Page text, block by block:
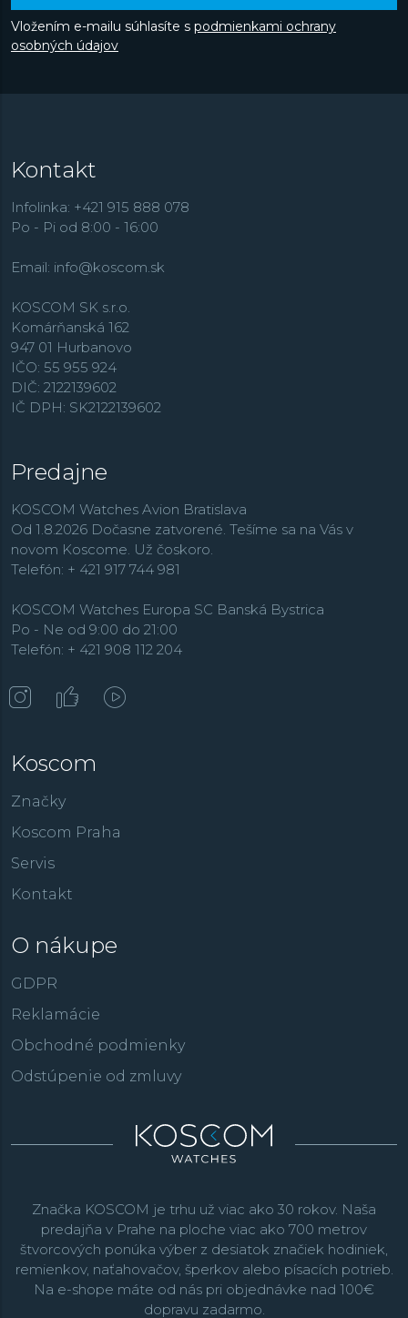
Vložením e-mailu súhlasíte s podmienkami ochrany
osobných údajov
Kontakt
Infolinka: +421 915 888 078
Po - Pi od 8:00 - 16:00
Email: info@koscom.sk
KOSCOM SK s.r.o.
Komárňanská 162
947 01 Hurbanovo
IČO: 55 955 924
DIČ: 2122139602
IČ DPH: SK2122139602
Predajne
KOSCOM Watches Avion Bratislava
Od 1.8.2026 Dočasne zatvorené. Tešíme sa na Vás v
novom Koscome. Už čoskoro.
Telefón: + 421 917 744 981
KOSCOM Watches Europa SC Banská Bystrica
Po - Ne od 9:00 do 21:00
Telefón: + 421 908 112 204
Koscom
Značky
Koscom Praha
Servis
Kontakt
O nákupe
GDPR
Reklamácie
Obchodné podmienky
Odstúpenie od zmluvy
Značka KOSCOM je trhu už viac ako 30 rokov. Naša
predajňa v Prahe na ploche viac ako 700 metrov
štvorcových ponúka výber z desiatok značiek hodiniek,
remienkov, naťahovačov, šperkov alebo písacích potrieb.
Na e-shope máte od nás pri objednávke nad 100€
dopravu zadarmo.